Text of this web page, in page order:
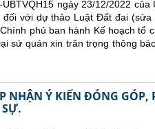
ngày 23/12/2022
với dự thảo Luật Đất đai (sửa
phủ ban hành Kế hoạch tổ
sứ quán xin trân trọng thông
NHẬN Ý KIẾN ĐÓNG GÓP,